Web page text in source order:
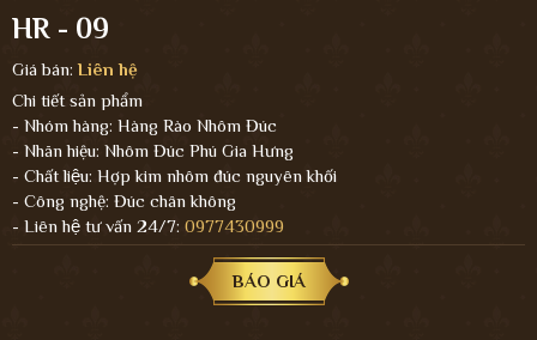
HR - 09
Giá bán:Liên hệ
Chi tiết sản phẩm
- Nhóm hàng: Hàng Rào Nhôm Đúc
- Nhãn hiệu: Nhôm Đúc Phú Gia Hưng
- Chất liệu: Hợp kim nhôm đúc nguyên khối
- Công nghệ: Đúc chân không
- Liên hệ tư vấn 24/7: 0977430999
BÁO GIÁ